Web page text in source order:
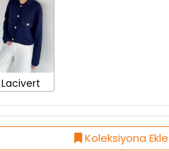
Lacivert
Koleksiyona Ekle